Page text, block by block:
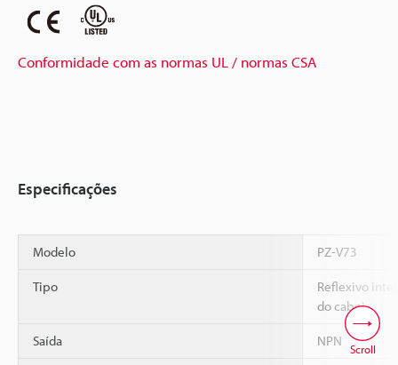
Conformidade com as normas UL / normas CSA
Especificações
Modelo PZ-V73
Tipo
Reflexivo
do cabo)
Saída NPN Scroll